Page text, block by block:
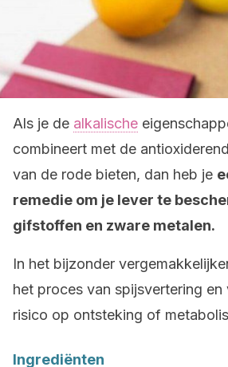
Als je de alkalische
combineert met de
van de rode bieten, dan heb je
remedie om je lever te
gifstoffen en zware metalen.
In het bijzonder
het proces van spijsvertering en
risico op ontsteking of
Ingrediënten